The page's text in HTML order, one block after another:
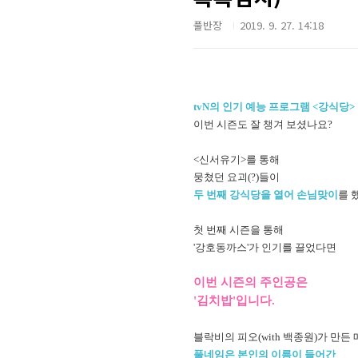
풀반장 2019. 9. 27. 14:18
tvN의 인기 예능 프로그램 <강식당>
이번 시즌도 잘 챙겨 보셨나요?
<신서유기>를 통해
뭉쳤던 요괴(?)들이
두 번째 강식당을 열어 손님맞이 를
첫 번째 시즌을 통해
'강호동까스'가 인기를 끌었다면
이번 시즌의 주인공은
'김치밥'입니다.
블락비의 피오(with 백종원)가 만든
풀네임은 본인의 이름이 들어간